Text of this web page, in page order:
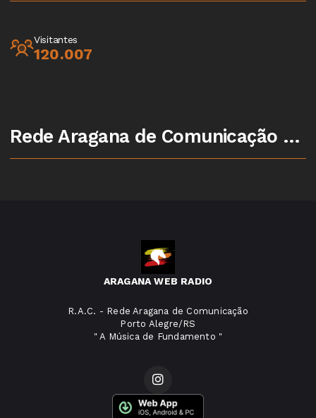
Visitantes
120.007
Rede Aragana de Comunicação - Porto Alegre/RS
ARAGANA WEB RADIO
R.A.C. - Rede Aragana de Comunicação
Porto Alegre/RS
" A Música de Fundamento "